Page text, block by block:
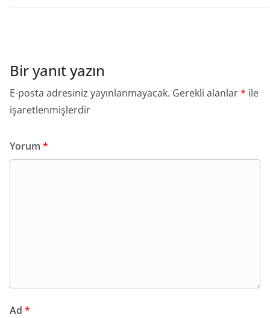
Bir yanıt yazın
E-posta adresiniz yayınlanmayacak. Gerekli alanlar* ile
işaretlenmişlerdir
Yorum *
Ad *